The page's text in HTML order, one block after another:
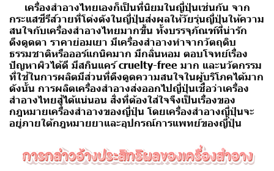
เครื่องสำอางไทยเองก็เป็นที่นิยมในญี่ปุ่นเช่นกัน จาก
กระแสซีรีส์วายที่โด่งดังในญี่ปุ่นส่งผลให้วัยรุ่นญี่ปุ่นให้ความ
สนใจกับเครื่องสำอางไทยมากขึ้น ทั้งบรรจุภัณฑ์ที่น่ารัก
ดึงดูดตา ราคาย่อมเยา มีเครื่องสําอางทําจากวัตถุดิบ
ธรรมชาติหรือออร์แกนิคมาก มีกลิ่นหอม ตอบโจทย์เรื่อง
ปัญหาผิวได้ดี มีสกินแคร์ cruelty-free มาก และนวัตกรรม
ที่ใช้ในการผลิตมีส่วนที่ดึงดูดความสนใจในผู้บริโภคได้มาก
ดังนั้น การผลิตเครื่องสำอางส่งออกไปญี่ปุ่นเชื่อว่าเครื่อง
สำอางไทยสู้ได้แน่นอน สิ่งที่ต้องใส่ใจจึงเป็นเรื่องของ
กฎหมายเครื่องสำอางของญี่ปุ่น โดยเครื่องสำอางญุี่ปุ่นจะ
อยู่ภายใต้กฎหมายยาและอุปกรณ์การแพทย์ของญี่ปุ่น